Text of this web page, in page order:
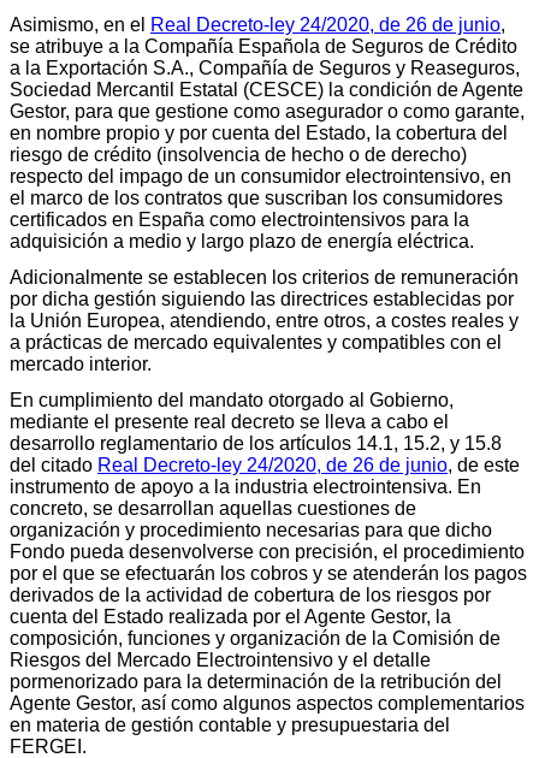
Asimismo, en el Real Decreto-ley 24/2020, de 26 de junio,
se atribuye a la Compañía Española de Seguros de Crédito
a la Exportación S.A., Compañía de Seguros y Reaseguros,
Sociedad Mercantil Estatal (CESCE) la condición de Agente
Gestor, para que gestione como asegurador o como garante,
en nombre propio y por cuenta del Estado, la cobertura del
riesgo de crédito (insolvencia de hecho o de derecho)
respecto del impago de un consumidor electrointensivo, en
el marco de los contratos que suscriban los consumidores
certificados en España como electrointensivos para la
adquisición a medio y largo plazo de energía eléctrica.
Adicionalmente se establecen los criterios de remuneración
por dicha gestión siguiendo las directrices establecidas por
la Unión Europea, atendiendo, entre otros, a costes reales y
a prácticas de mercado equivalentes y compatibles con el
mercado interior.
En cumplimiento del mandato otorgado al Gobierno,
mediante el presente real decreto se lleva a cabo el
desarrollo reglamentario de los artículos 14.1, 15.2, y 15.8
del citado Real Decreto-ley 24/2020, de 26 de junio, de este
instrumento de apoyo a la industria electrointensiva. En
concreto, se desarrollan aquellas cuestiones de
organización y procedimiento necesarias para que dicho
Fondo pueda desenvolverse con precisión, el procedimiento
por el que se efectuarán los cobros y se atenderán los pagos
derivados de la actividad de cobertura de los riesgos por
cuenta del Estado realizada por el Agente Gestor, la
composición, funciones y organización de la Comisión de
Riesgos del Mercado Electrointensivo y el detalle
pormenorizado para la determinación de la retribución del
Agente Gestor, así como algunos aspectos complementarios
en materia de gestión contable y presupuestaria del
FERGEI.